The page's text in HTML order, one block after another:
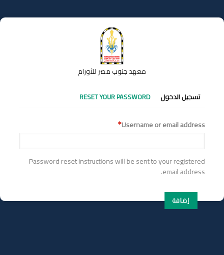
إلى
المحتوى
معهد جنوب مصر للأورام
التبويبات
الأساسية
تسجيل الدخول RESET YOUR PASSWORD
Username or email address
Password reset instructions will be sent to your registered
email address.